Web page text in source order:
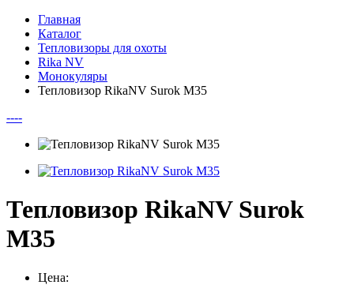
Главная
Каталог
Тепловизоры для охоты
Rika NV
Монокуляры
Тепловизор RikaNV Surok M35
----
Тепловизор RikaNV Surok
M35
Цена: